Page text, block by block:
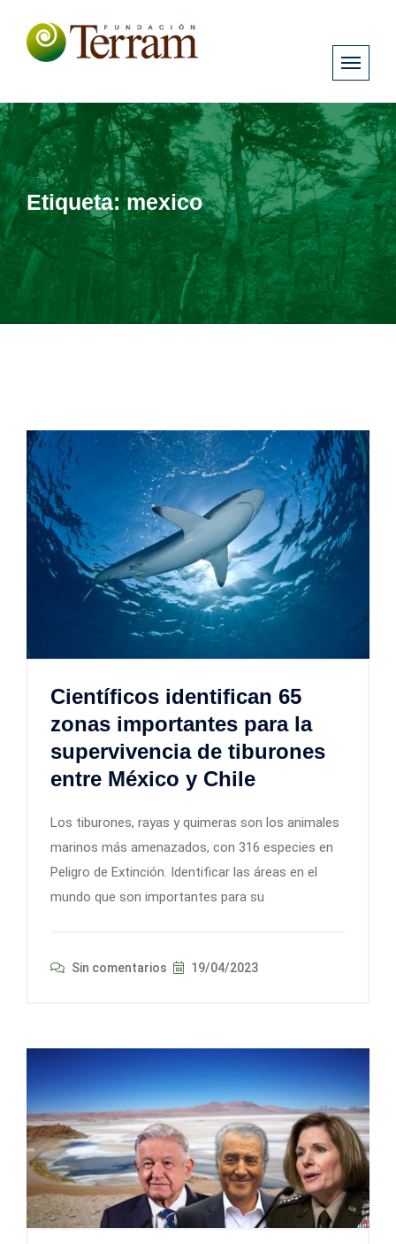
Etiqueta:mexico
Científicos identifican 65
zonas importantes para la
supervivencia de tiburones
entre México y Chile
Los tiburones, rayas y quimeras son los animales
marinos más amenazados, con 316 especies en
Peligro de Extinción. Identificar las áreas en el
mundo que son importantes para su
Sin comentarios 19/04/2023